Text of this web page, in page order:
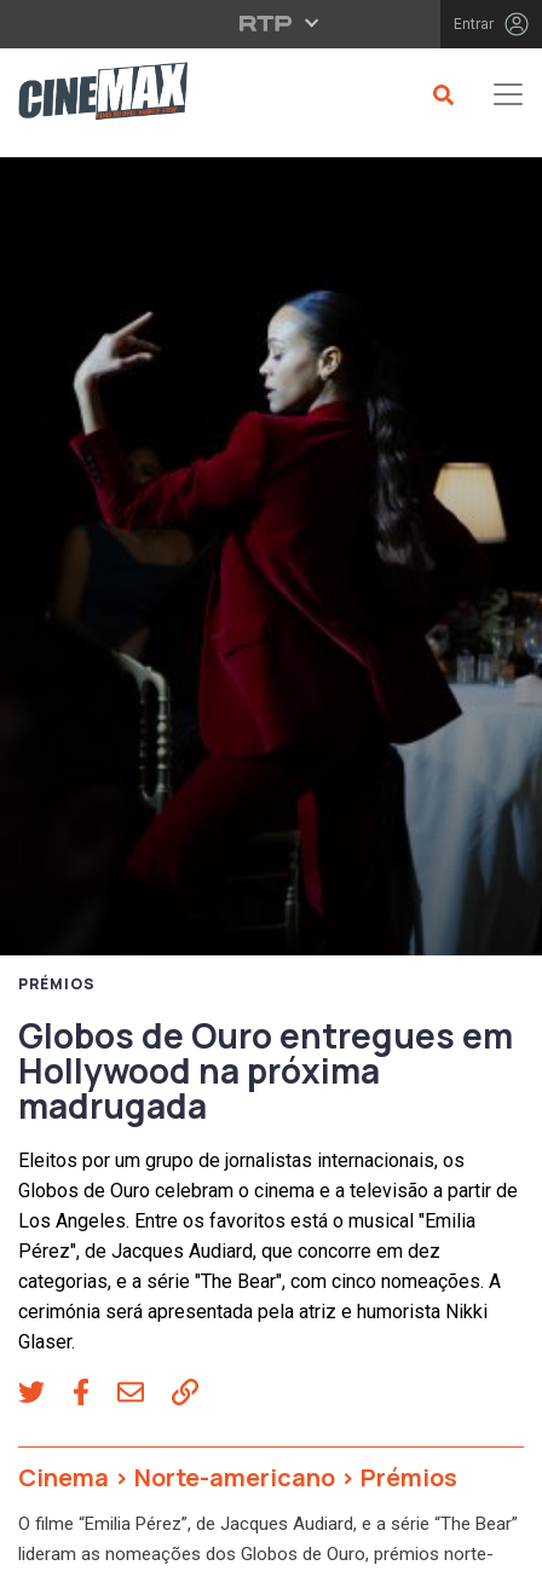
Saltar para o conteúdo principal Entrar
PRÉMIOS
Globos de Ouro entregues em
Hollywood na próxima
madrugada
Eleitos por um grupo de jornalistas internacionais, os
Globos de Ouro celebram o cinema e a televisão a partir de
Los Angeles. Entre os favoritos está o musical "Emilia
Pérez", de Jacques Audiard, que concorre em dez
categorias, e a série "The Bear", com cinco nomeações. A
cerimónia será apresentada pela atriz e humorista Nikki
Glaser.
Cinema > Norte-americano > Prémios
O filme “Emilia Pérez”, de Jacques Audiard, e a série “The Bear”
lideram as nomeações dos Globos de Ouro, prémios norte-